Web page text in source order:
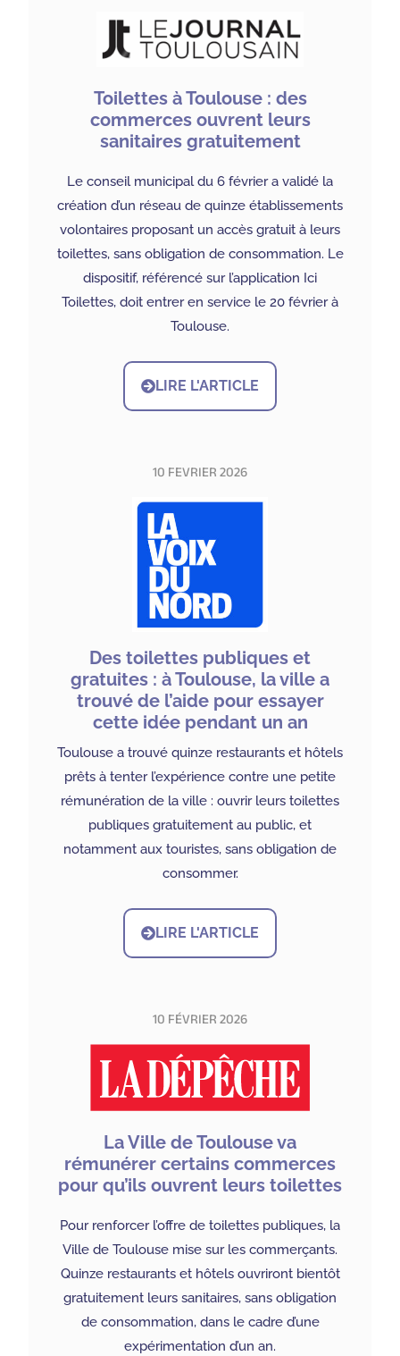
Toilettes à Toulouse : des
commerces ouvrent leurs
sanitaires gratuitement
Le conseil municipal du 6 février a validé la
création d’un réseau de quinze établissements
volontaires proposant un accès gratuit à leurs
toilettes, sans obligation de consommation. Le
dispositif, référencé sur l’application Ici
Toilettes, doit entrer en service le 20 février à
Toulouse.
LIRE L'ARTICLE
10 FEVRIER 2026
Des toilettes publiques et
gratuites : à Toulouse, la ville a
trouvé de l’aide pour essayer
cette idée pendant un an
Toulouse a trouvé quinze restaurants et hôtels
prêts à tenter l’expérience contre une petite
rémunération de la ville : ouvrir leurs toilettes
publiques gratuitement au public, et
notamment aux touristes, sans obligation de
consommer.
LIRE L'ARTICLE
10 FÉVRIER 2026
La Ville de Toulouse va
rémunérer certains commerces
pour qu’ils ouvrent leurs toilettes
Pour renforcer l’offre de toilettes publiques, la
Ville de Toulouse mise sur les commerçants.
Quinze restaurants et hôtels ouvriront bientôt
gratuitement leurs sanitaires, sans obligation
de consommation, dans le cadre d’une
expérimentation d’un an.